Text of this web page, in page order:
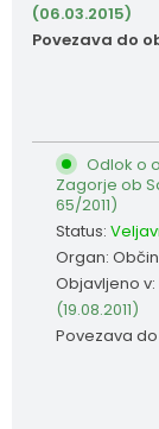
(06.03.2015)
Povezava do
Odlok o
Zagorje ob
65/2011)
Status:
Organ:
Objavljeno v:
(19.08.2011)
Povezava